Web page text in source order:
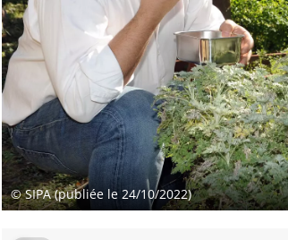
© SIPA (publiée le 24/10/2022)